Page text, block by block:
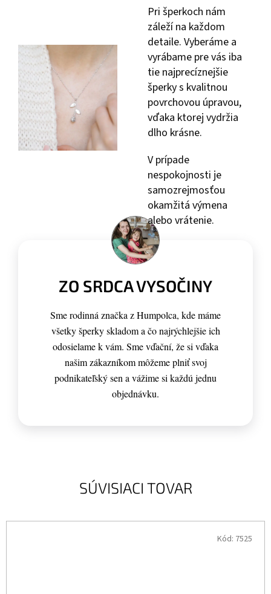
SÚVISIACI TOVAR
Kód: 7525
Pri šperkoch nám
záleží na každom
detaile. Vyberáme a
vyrábame pre vás iba
tie najprecíznejšie
šperky s kvalitnou
povrchovou úpravou,
vďaka ktorej vydržia
dlho krásne.
V prípade
nespokojnosti je
samozrejmosťou
okamžitá výmena
alebo vrátenie.
ZO SRDCA VYSOČINY
Sme rodinná značka z Humpolca, kde máme
všetky šperky skladom a čo najrýchlejšie ich
odosielame k vám. Sme vďační, že si vďaka
našim zákazníkom môžeme plniť svoj
podnikateľský sen a vážime si každú jednu
objednávku.